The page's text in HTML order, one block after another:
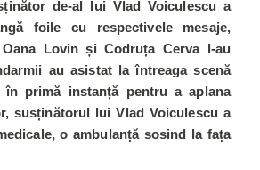
de-al lui Vlad Voiculescu a
foile cu respectivele mesaje,
Lovin și Codruța Cerva l-au
au asistat la întreaga scenă
primă instanță pentru a aplana
susținătorul lui Vlad Voiculescu a
o ambulanță sosind la fața